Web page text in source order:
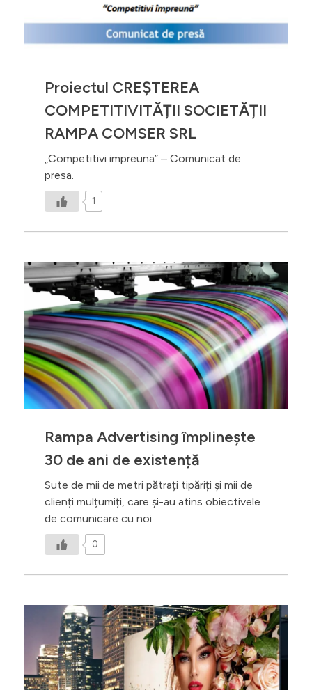
Proiectul CREȘTEREA
COMPETITIVITĂȚII SOCIETĂȚII
RAMPA COMSER SRL
„Competitivi impreuna” – Comunicat de
presa.
1
Rampa Advertising împlinește
30 de ani de existență
Sute de mii de metri pătrați tipăriți și mii de
clienți mulțumiți, care și-au atins obiectivele
de comunicare cu noi.
0